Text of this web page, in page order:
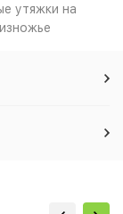
утяжки на